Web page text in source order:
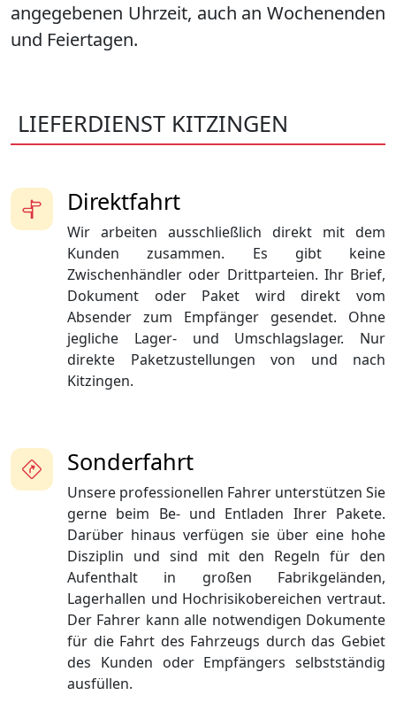
angegebenen Uhrzeit, auch an Wochenenden
und Feiertagen.
LIEFERDIENST KITZINGEN
Sonderfahrt
Unsere professionellen Fahrer unterstützen Sie
gerne beim Be- und Entladen Ihrer Pakete.
Darüber hinaus verfügen sie über eine hohe
Disziplin und sind mit den Regeln für den
Aufenthalt in großen Fabrikgeländen,
Lagerhallen und Hochrisikobereichen vertraut.
Der Fahrer kann alle notwendigen Dokumente
für die Fahrt des Fahrzeugs durch das Gebiet
des Kunden oder Empfängers selbstständig
ausfüllen.
Direktfahrt
Wir arbeiten ausschließlich direkt mit dem
Kunden zusammen. Es gibt keine
Zwischenhändler oder Drittparteien. Ihr Brief,
Dokument oder Paket wird direkt vom
Absender zum Empfänger gesendet. Ohne
jegliche Lager- und Umschlagslager. Nur
direkte Paketzustellungen von und nach
Kitzingen.